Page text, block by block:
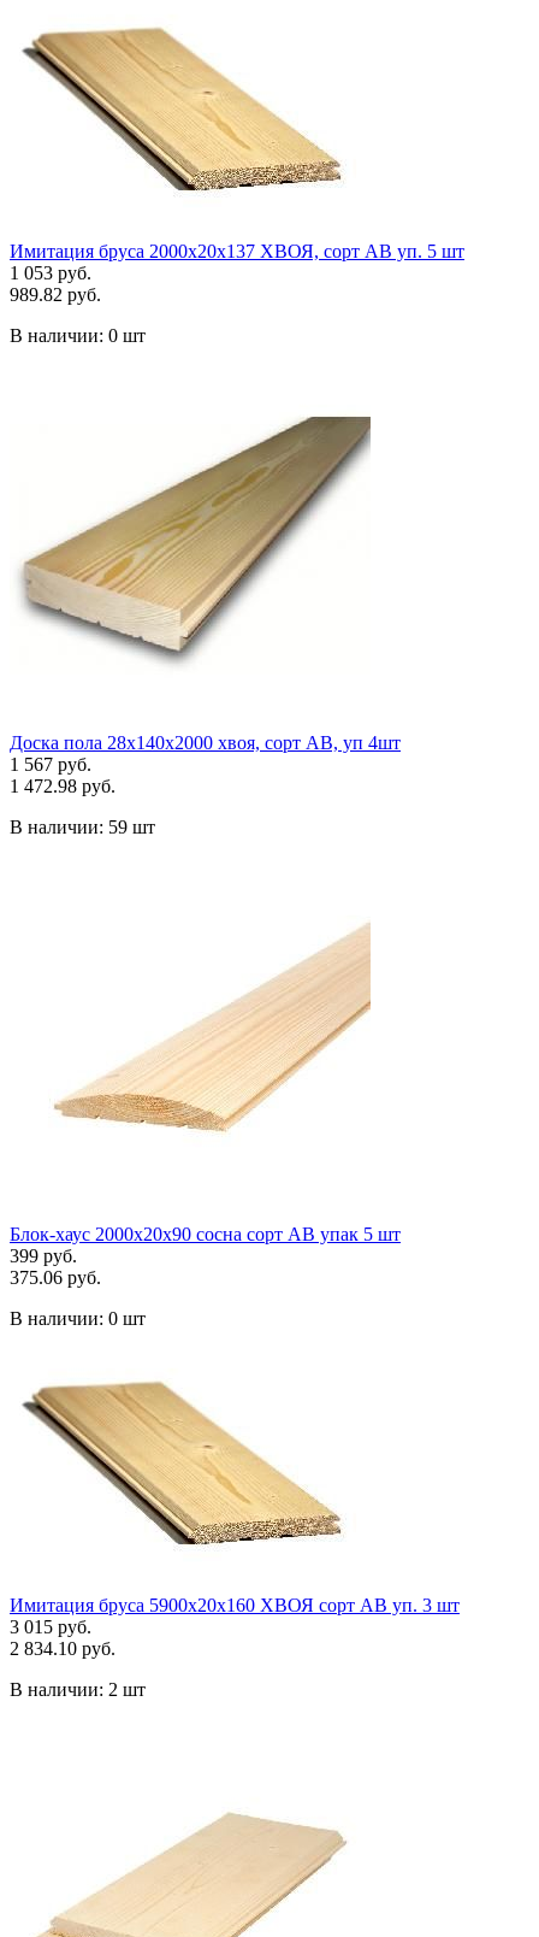
Имитация бруса 2000х20х137 ХВОЯ, сорт АВ уп. 5 шт
1 053 руб.
989.82 руб.
В наличии: 0 шт
Доска пола 28х140х2000 хвоя, сорт АВ, уп 4шт
1 567 руб.
1 472.98 руб.
В наличии: 59 шт
Блок-хаус 2000х20х90 сосна сорт АВ упак 5 шт
399 руб.
375.06 руб.
В наличии: 0 шт
Имитация бруса 5900х20х160 ХВОЯ сорт АВ уп. 3 шт
3 015 руб.
2 834.10 руб.
В наличии: 2 шт